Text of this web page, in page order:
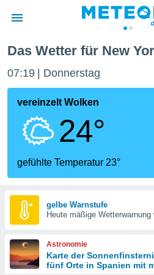
wurde
dass
sind.
diese
Das Wetter für New
07:19 Donnerstag
vereinzelt Wolken
24°
gefühlte Temperatur 23°
gelbe Warnstufe
Heute mäßige
Astronomie
Karte der
fünf Orte in Spanien mit